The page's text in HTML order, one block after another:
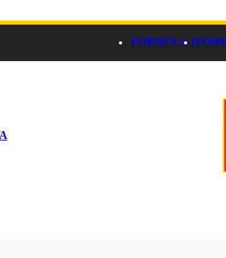
FORMULA 1